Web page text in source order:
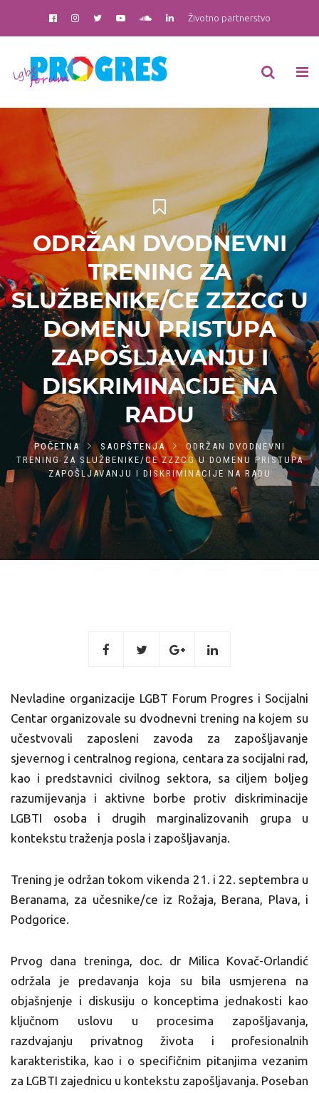
Životno partnerstvo
ODRŽAN DVODNEVNI
TRENING ZA
SLUŽBENIKE/CE ZZZCG U
DOMENU PRISTUPA
ZAPOŠLJAVANJU I
DISKRIMINACIJE NA
RADU
POČETNA SAOPŠTENJA
ODRŽAN DVODNEVNI
TRENING ZA SLUŽBENIKE/CE ZZZCG U DOMENU PRISTUPA
ZAPOŠLJAVANJU I DISKRIMINACIJE NA RADU
Nevladine organizacije LGBT Forum Progres i Socijalni
Centar organizovale su dvodnevni trening na kojem su
učestvovali zaposleni zavoda za zapošljavanje
sjevernog i centralnog regiona, centara za socijalni rad,
kao i predstavnici civilnog sektora, sa ciljem boljeg
razumijevanja i aktivne borbe protiv diskriminacije
LGBTI osoba i drugih marginalizovanih grupa u
kontekstu traženja posla i zapošljavanja.
Trening je održan tokom vikenda 21. i 22. septembra u
Beranama, za učesnike/ce iz Rožaja, Berana, Plava, i
Podgorice.
Prvog dana treninga, doc. dr Milica Kovač-Orlandić
održala je predavanja koja su bila usmjerena na
objašnjenje i diskusiju o konceptima jednakosti kao
ključnom uslovu u procesima zapošljavanja,
razdvajanju privatnog života i profesionalnih
karakteristika, kao i o specifičnim pitanjima vezanim
za LGBTI zajednicu u kontekstu zapošljavanja. Poseban